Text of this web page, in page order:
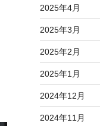
2025年4月
2025年3月
2025年2月
2025年1月
2024年12月
2024年11月